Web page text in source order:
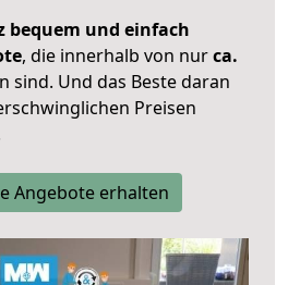
bequem und einfach
, die innerhalb von nurca.
sind. Und das Beste daran
Preisen
Angebote erhalten